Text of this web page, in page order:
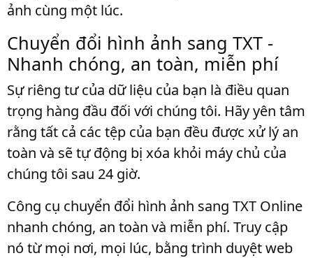
ảnh cùng một lúc.
Chuyển đổi hình ảnh sang TXT -
Nhanh chóng, an toàn, miễn phí
Sự riêng tư của dữ liệu của bạn là điều quan
trọng hàng đầu đối với chúng tôi. Hãy yên tâm
rằng tất cả các tệp của bạn đều được xử lý an
toàn và sẽ tự động bị xóa khỏi máy chủ của
chúng tôi sau 24 giờ.
Công cụ chuyển đổi hình ảnh sang TXT Online
nhanh chóng, an toàn và miễn phí. Truy cập
nó từ mọi nơi, mọi lúc, bằng trình duyệt web